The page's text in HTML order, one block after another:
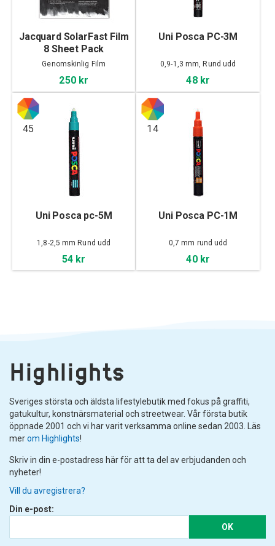
Jacquard SolarFast Film
8 Sheet Pack
Genomskinlig Film
250 kr
Uni Posca PC-3M
0,9-1,3 mm, Rund udd
48 kr
45
Uni Posca pc-5M
1,8-2,5 mm Rund udd
54 kr
14
Uni Posca PC-1M
0,7 mm rund udd
40 kr
Highlights
Sveriges största och äldsta lifestylebutik med fokus på graffiti,
gatukultur, konstnärsmaterial och streetwear. Vår första butik
öppnade 2001 och vi har varit verksamma online sedan 2003. Läs
merom Highlights!
Skriv in din e-postadress här för att ta del av erbjudanden och
nyheter!
Vill du avregistrera?
Din e-post:
OK